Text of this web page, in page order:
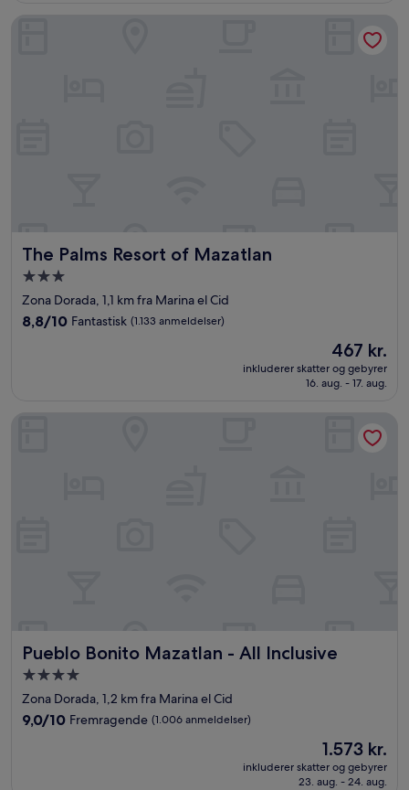
anmeldelser)
The Palms Resort of Mazatlan
The Palms Resort of Mazatlan
3.0-
stjernet
overnatningssted
Zona Dorada, 1,1 km fra Marina el Cid
8.8
anmeldelser)
8,8/10 Fantastisk (1.133 anmeldelser)
Prisen
er
467 kr.
467 kr.
inkluderer skatter og gebyrer
16. aug. - 17. aug.
The Palms Resort of Mazatlan
Pueblo Bonito Mazatlan - All Inclusive
Pueblo Bonito Mazatlan - All Inclusive
4.0-
stjernet
overnatningssted
Zona Dorada, 1,2 km fra Marina el Cid
9.0
9,0/10 Fremragende (1.006 anmeldelser)
Prisen
1.573 kr.
1.573 kr.
inkluderer skatter og gebyrer
23. aug. - 24. aug.